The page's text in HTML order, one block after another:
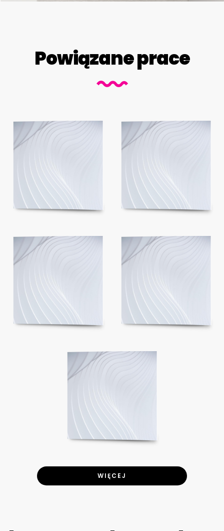
Powiązane prace
WIĘCEJ